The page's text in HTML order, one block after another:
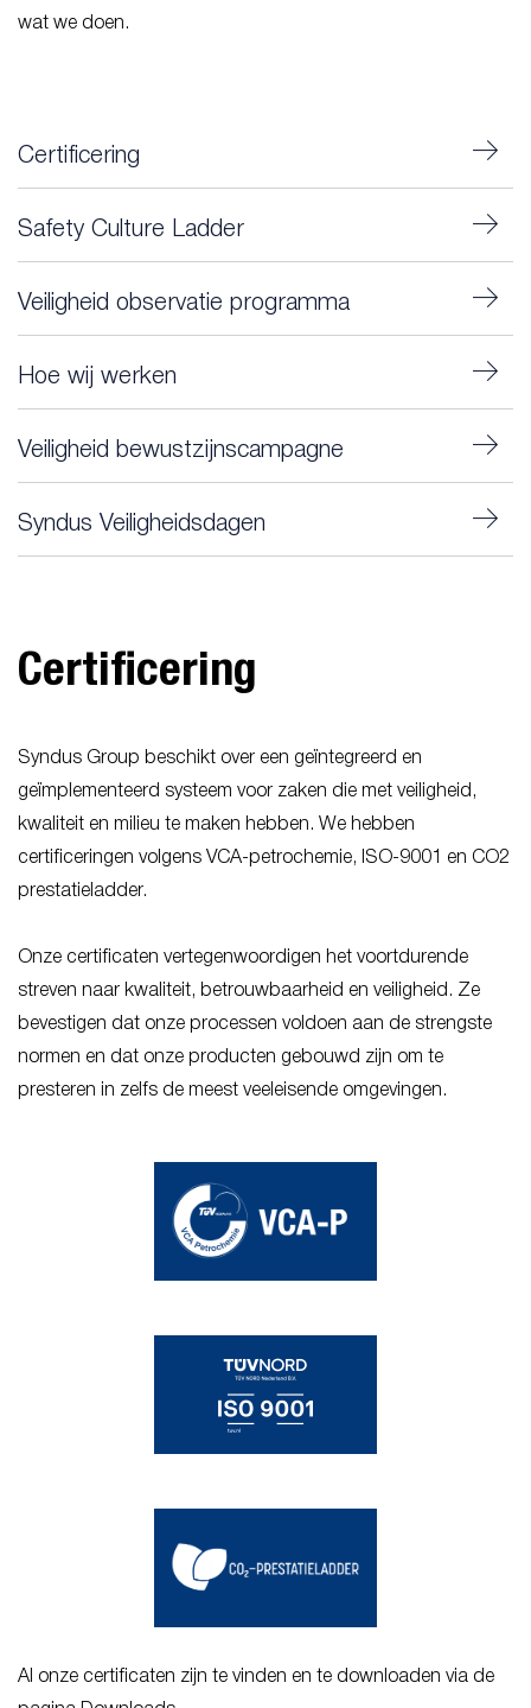
wat we doen.
Certificering
Safety Culture Ladder
Veiligheid observatie programma
Hoe wij werken
Veiligheid bewustzijnscampagne
Syndus Veiligheidsdagen
Certificering
Syndus Group beschikt over een geïntegreerd en
geïmplementeerd systeem voor zaken die met veiligheid,
kwaliteit en milieu te maken hebben. We hebben
certificeringen volgens VCA-petrochemie, ISO-9001 en CO2
prestatieladder.
Onze certificaten vertegenwoordigen het voortdurende
streven naar kwaliteit, betrouwbaarheid en veiligheid. Ze
bevestigen dat onze processen voldoen aan de strengste
normen en dat onze producten gebouwd zijn om te
presteren in zelfs de meest veeleisende omgevingen.
Al onze certificaten zijn te vinden en te downloaden via de